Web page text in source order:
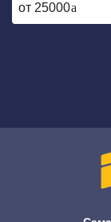
от 25000